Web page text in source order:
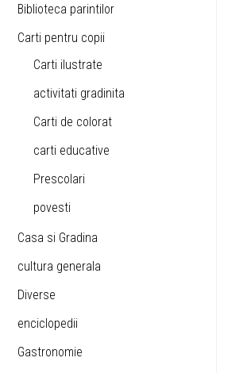
Biblioteca parintilor
Carti pentru copii
Carti ilustrate
activitati gradinita
Carti de colorat
carti educative
Prescolari
povesti
Casa si Gradina
cultura generala
Diverse
enciclopedii
Gastronomie